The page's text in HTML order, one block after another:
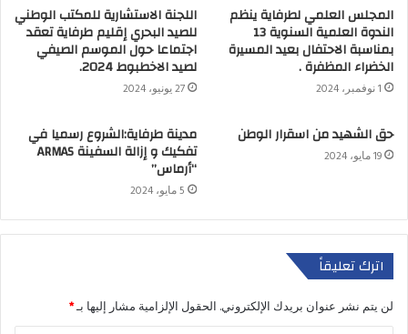
المجلس العلمي لطرفاية ينظم
الندوة العلمية السنوية 13
بمناسبة الاحتفال بعيد المسيرة
الخضراء المظفرة .
1 نوفمبر، 2024
اللجنة الاستشارية للمكتب الوطني
للصيد البحري إقليم طرفاية تعقد
اجتماعا حول الموسم الصيفي
لصيد الاخطبوط 2024.
27 يونيو، 2024
حق الشهيد من اسقرار الوطن
19 مايو، 2024
مدينة طرفاية:الشروع رسميا في
تفكيك و إزالة السفينة ARMAS
“أرماس”
5 مايو، 2024
اترك تعليقاً
لن يتم نشر عنوان بريدك الإلكتروني. الحقول الإلزامية مشار إليها بـ*